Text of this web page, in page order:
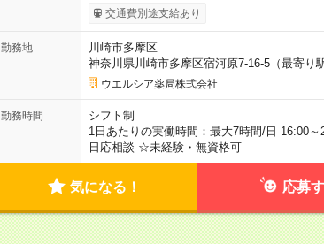
交通費別途支給あり
勤務地
川崎市多摩区
神奈川県川崎市多摩区宿河原7-16-5（最寄り
ウエルシア薬局株式会社
勤務時間
シフト制
1日あたりの実働時間：最大7時間/日 16:00
日応相談 ☆未経験・無資格可
気になる！ 応募